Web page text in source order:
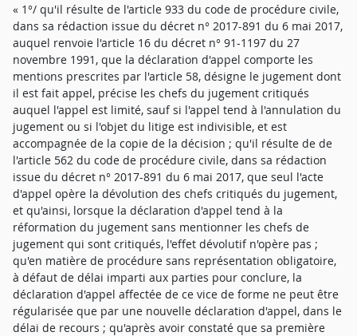
« 1°/ qu'il résulte de l'article 933 du code de procédure civile,
dans sa rédaction issue du décret n° 2017-891 du 6 mai 2017,
auquel renvoie l'article 16 du décret n° 91-1197 du 27
novembre 1991, que la déclaration d'appel comporte les
mentions prescrites par l'article 58, désigne le jugement dont
il est fait appel, précise les chefs du jugement critiqués
auquel l'appel est limité, sauf si l'appel tend à l'annulation du
jugement ou si l'objet du litige est indivisible, et est
accompagnée de la copie de la décision ; qu'il résulte de de
l'article 562 du code de procédure civile, dans sa rédaction
issue du décret n° 2017-891 du 6 mai 2017, que seul l'acte
d'appel opère la dévolution des chefs critiqués du jugement,
et qu'ainsi, lorsque la déclaration d'appel tend à la
réformation du jugement sans mentionner les chefs de
jugement qui sont critiqués, l'effet dévolutif n'opère pas ;
qu'en matière de procédure sans représentation obligatoire,
à défaut de délai imparti aux parties pour conclure, la
déclaration d'appel affectée de ce vice de forme ne peut être
régularisée que par une nouvelle déclaration d'appel, dans le
délai de recours ; qu'après avoir constaté que sa première